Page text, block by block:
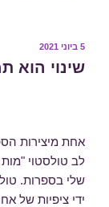
פורסם
5 ביוני 2021
שינוי הוא
אחת מיצירות
לב טולסטוי "מות
שלי בספרות.
ידי ציפיות של